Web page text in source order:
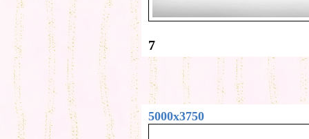
7
5000x3750